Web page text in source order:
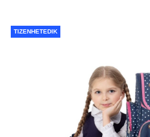
TIZENHETEDIK